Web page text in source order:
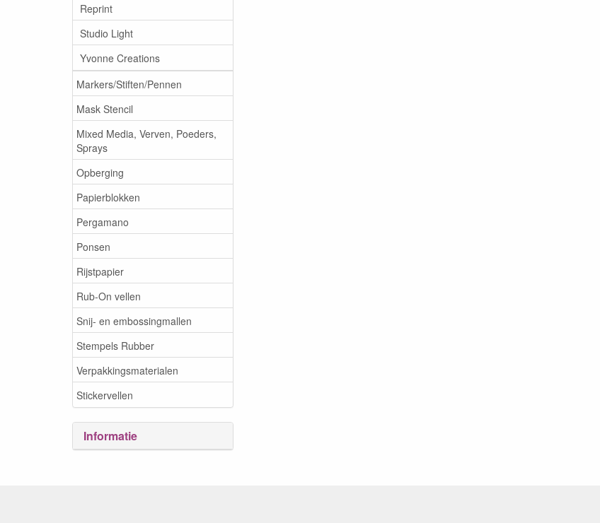
Reprint
Studio Light
Yvonne Creations
Markers/Stiften/Pennen
Mask Stencil
Mixed Media, Verven, Poeders,
Sprays
Opberging
Papierblokken
Pergamano
Ponsen
Rijstpapier
Rub-On vellen
Snij- en embossingmallen
Stempels Rubber
Verpakkingsmaterialen
Stickervellen
Informatie